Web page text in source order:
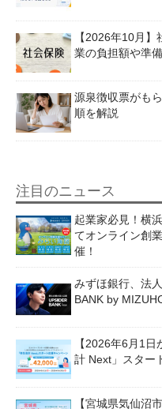
【2026年10月
業の負担額や準
源泉徴収票がも
順を解説
注目のニュース
起業家必見！横
てオンライン創
催！
みずほ銀行、法
BANK by
【2026年6月1
計 Next」スター
【宮城県気仙沼